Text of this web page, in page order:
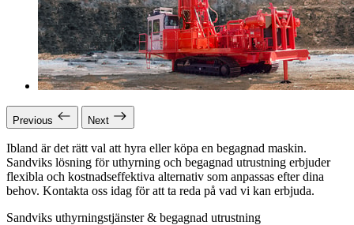
Previous Next
Ibland är det rätt val att hyra eller köpa en begagnad maskin.
Sandviks lösning för uthyrning och begagnad utrustning erbjuder
flexibla och kostnadseffektiva alternativ som anpassas efter dina
behov. Kontakta oss idag för att ta reda på vad vi kan erbjuda.
Sandviks uthyrningstjänster & begagnad utrustning